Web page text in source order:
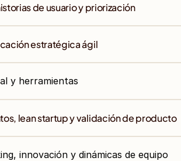
de usuario y priorización
estratégica ágil
y herramientas
lean startup y validación de producto
innovación y dinámicas de equipo